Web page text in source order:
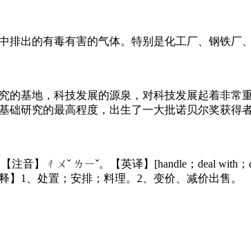
排出的有毒有害的气体。特别是化工厂、钢铁
的基地，科技发展的源泉，对科技发展起着非
础研究的最高程度，出生了一大批诺贝尔奖获得
注音】ㄔㄨˇ ㄌㄧˇ。【英译】[handle；deal with；
】1、处置；安排；料理。2、变价、减价出售。